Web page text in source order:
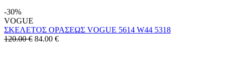
-30%
VOGUE
ΣΚΕΛΕΤΟΣ ΟΡΑΣΕΩΣ VOGUE 5614 W44 5318
120.00 € 84.00 €